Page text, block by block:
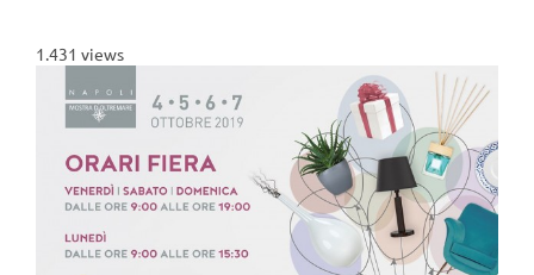
1.431 views
Larger
Image